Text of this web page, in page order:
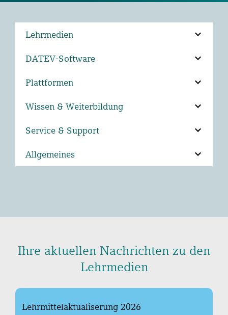
Lehrmedien
DATEV-Software
Plattformen
Wissen & Weiterbildung
Service & Support
Allgemeines
Ihre aktuellen Nachrichten zu den
Lehrmedien
Lehrmittelaktualiserung 2026